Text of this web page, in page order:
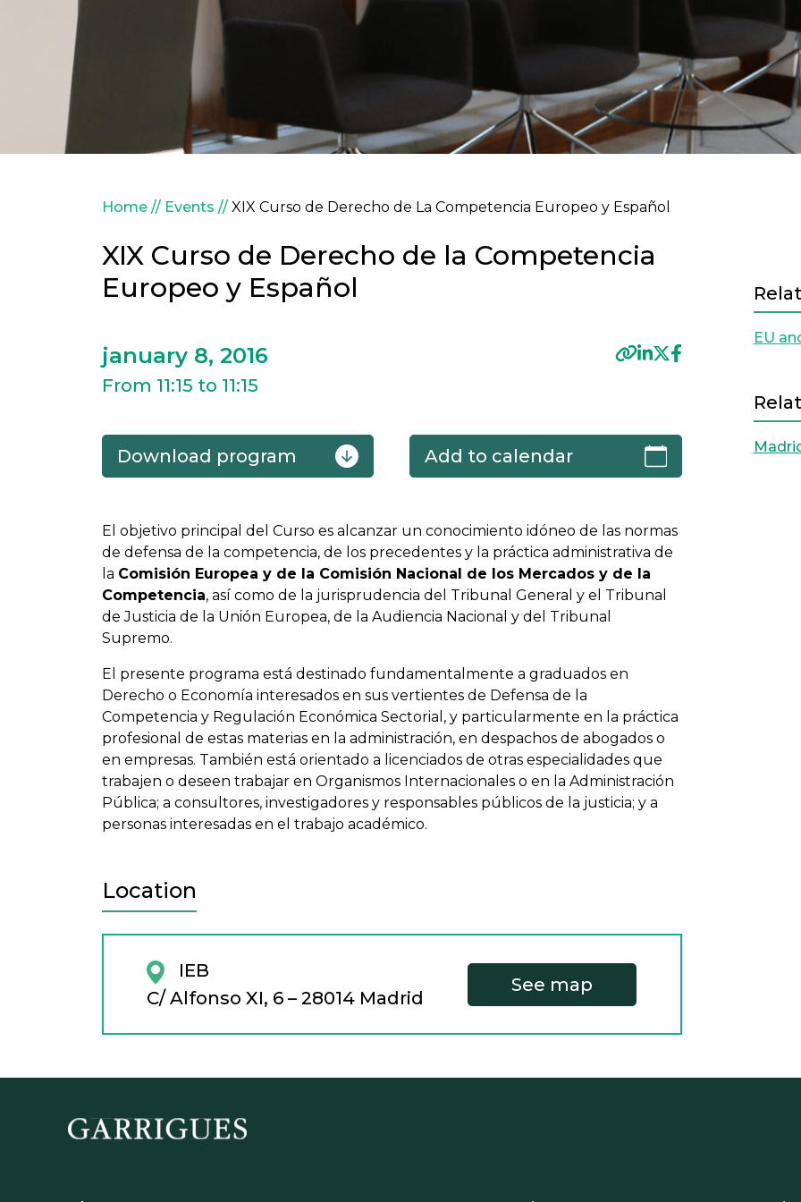
Breadcrumb
Home Events XIX Curso de Derecho de La Competencia Europeo y Español
XIX Curso de Derecho de la Competencia
Europeo y Español
january 8, 2016
From 11:15 to 11:15
Download program Add to calendar
El objetivo principal del Curso es alcanzar un conocimiento idóneo de las normas
de defensa de la competencia, de los precedentes y la práctica administrativa de
la Comisión Europea y de la Comisión Nacional de los Mercados y de la
Competencia, así como de la jurisprudencia del Tribunal General y el Tribunal
de Justicia de la Unión Europea, de la Audiencia Nacional y del Tribunal
Supremo.
El presente programa está destinado fundamentalmente a graduados en
Derecho o Economía interesados en sus vertientes de Defensa de la
Competencia y Regulación Económica Sectorial, y particularmente en la práctica
profesional de estas materias en la administración, en despachos de abogados o
en empresas. También está orientado a licenciados de otras especialidades que
trabajen o deseen trabajar en Organismos Internacionales o en la Administración
Pública; a consultores, investigadores y responsables públicos de la justicia; y a
personas interesadas en el trabajo académico.
Location
IEB
C/ Alfonso XI, 6 – 28014 Madrid
See map
EU